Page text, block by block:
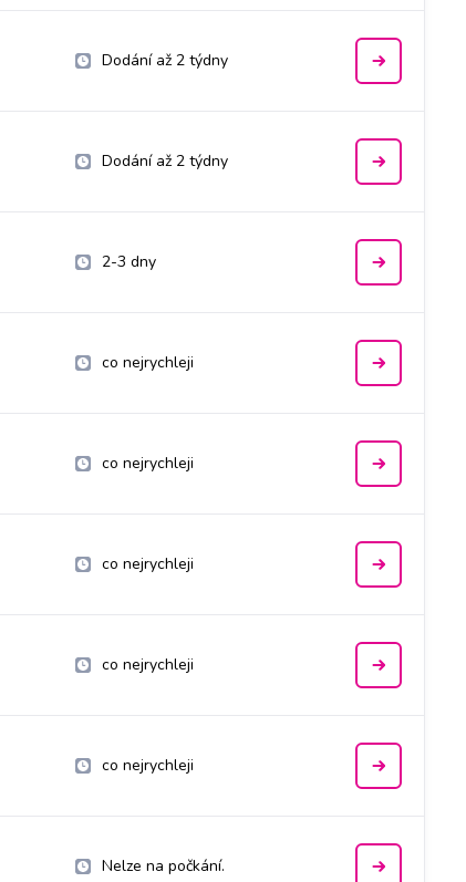
Dodání až 2 týdny
Dodání až 2 týdny
2-3 dny
co nejrychleji
co nejrychleji
co nejrychleji
co nejrychleji
co nejrychleji
Nelze na počkání.